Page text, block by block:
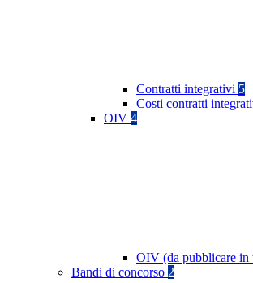
Contratti integrativi 5
Costi contratti
OIV 4
OIV (da pubblicare in
Bandi di concorso 2